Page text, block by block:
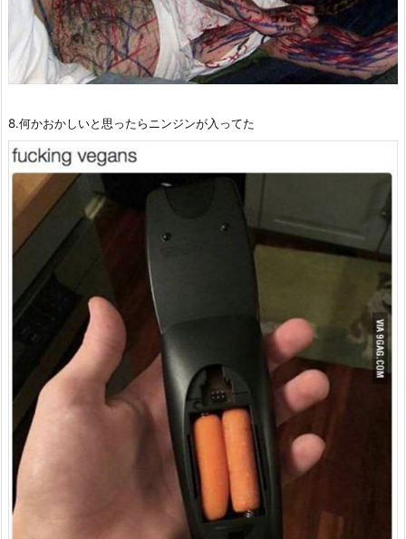
8.何かおかしいと思ったらニンジンが入ってた